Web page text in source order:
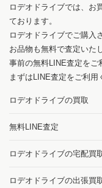
ロデオドライブでは、お
ております。
ロデオドライブでご購入
お品物も無料で査定いた
事前の無料LINE査定をご
まずはLINE査定をご利用
ロデオドライブの買取
無料LINE査定
ロデオドライブの宅配買
ロデオドライブの出張買